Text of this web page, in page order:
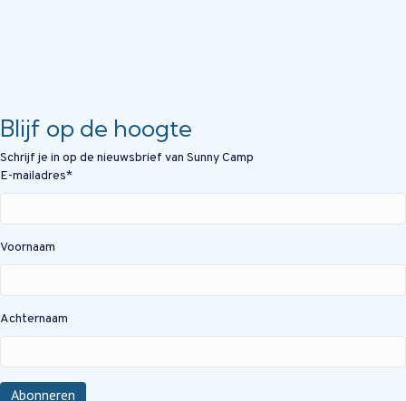
Blijf op de hoogte
Schrijf je in op de nieuwsbrief van Sunny Camp
E-mailadres*
Voornaam
Achternaam
Abonneren